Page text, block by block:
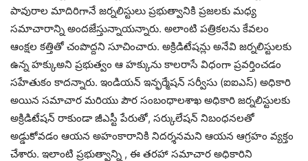
పావురాల‌ మాదిరిగానే జర్నలిస్టులు ప్రభుత్వానికి ప్రజలకు మధ్య
సమాచారాన్ని అందజేస్తున్నాయన్నారు. అలాంటి పత్రికలను కేవలం
ఆంక్షల కత్తితో చంపొద్దని సూచించారు. అక్రిడిటేషన్లు అనేవి జర్నలిస్టులకు
ఉన్న హక్కుఅని ప్రభుత్వం ఆ హక్కును కాలరాసే విధంగా ప్రవర్తించడం
సహేతుకం కాదన్నారు. ఇండియన్ ఇన్ఫర్మేషన్ సర్వీసు (ఐఐఎస్) అధికారి
అయిన సమాచార మరియు పౌర సంబంధాలశాఖ అధికారి జర్నలిస్టులకు
అక్రిడిటేషన్ రాకుండా జీఎస్టీ పేరుతో, సర్కులేషన్ నిబంధనలతో
అడ్డుకోవడం ఆయన అహంకారానికి నిదర్శనమని ఆయన ఆగ్రహం వ్యక్తం
చేశారు. ఇలాంటి ప్రభుత్వాన్ని , ఈ తరహా సమాచార అధికారిని